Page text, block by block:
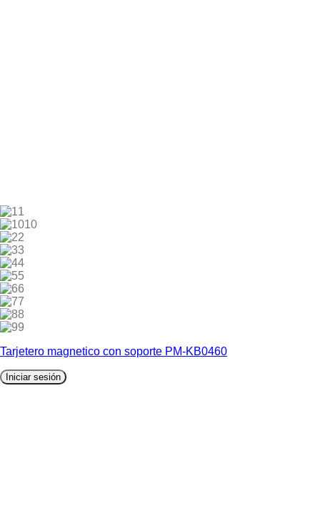
1
10
2
3
4
5
6
7
8
9
Tarjetero magnetico con soporte PM-KB0460
Iniciar sesión